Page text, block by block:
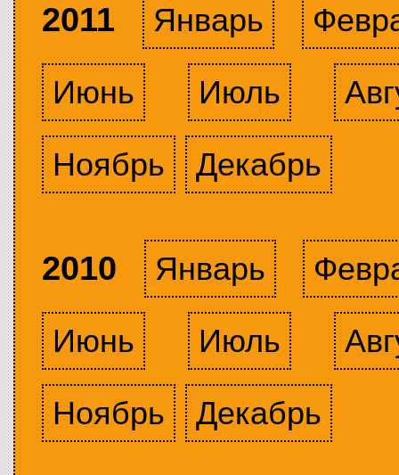
2011 Январь
Июнь
Июль
Ноябрь
Декабрь
2010 Январь
Июнь
Июль
Ноябрь
Декабрь